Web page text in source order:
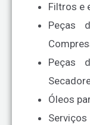
Filtros e
Peças
Peças
Óleos